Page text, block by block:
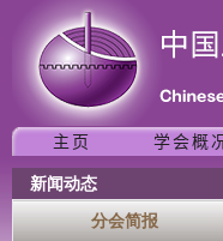
新闻动态
分会简报